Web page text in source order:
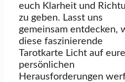
euch Klarheit und
zu geben. Lasst uns
gemeinsam entdecken,
diese faszinierende
Tarotkarte Licht auf eure
persönlichen
Herausforderungen